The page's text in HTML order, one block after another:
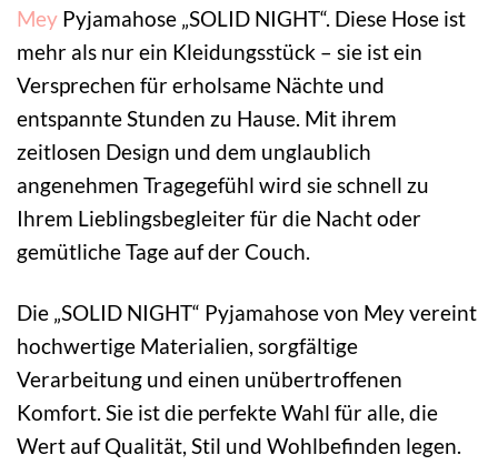
Mey Pyjamahose „SOLID NIGHT“. Diese Hose ist
mehr als nur ein Kleidungsstück – sie ist ein
Versprechen für erholsame Nächte und
entspannte Stunden zu Hause. Mit ihrem
zeitlosen Design und dem unglaublich
angenehmen Tragegefühl wird sie schnell zu
Ihrem Lieblingsbegleiter für die Nacht oder
gemütliche Tage auf der Couch.
Die „SOLID NIGHT“ Pyjamahose von Mey vereint
hochwertige Materialien, sorgfältige
Verarbeitung und einen unübertroffenen
Komfort. Sie ist die perfekte Wahl für alle, die
Wert auf Qualität, Stil und Wohlbefinden legen.